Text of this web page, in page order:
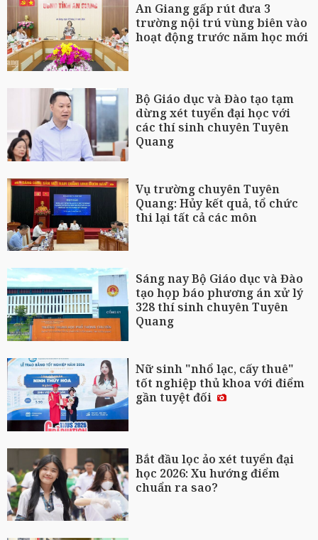
An Giang gấp rút đưa 3
trường nội trú vùng biên vào
hoạt động trước năm học mới
Bộ Giáo dục và Đào tạo tạm
dừng xét tuyển đại học với
các thí sinh chuyên Tuyên
Quang
Vụ trường chuyên Tuyên
Quang: Hủy kết quả, tổ chức
thi lại tất cả các môn
Sáng nay Bộ Giáo dục và Đào
tạo họp báo phương án xử lý
328 thí sinh chuyên Tuyên
Quang
Nữ sinh "nhổ lạc, cấy thuê"
tốt nghiệp thủ khoa với điểm
gần tuyệt đối
Bắt đầu lọc ảo xét tuyển đại
học 2026: Xu hướng điểm
chuẩn ra sao?